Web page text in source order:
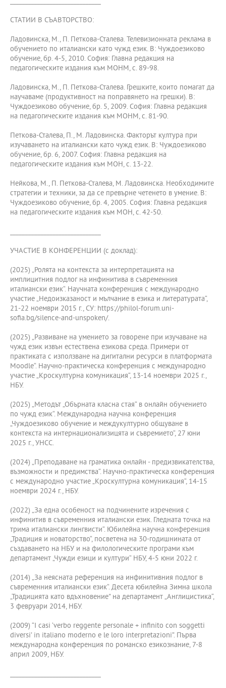
СТАТИИ В СЪАВТОРСТВО:
Ладовинска, М., П. Петкова-Сталева. Телевизионната реклама в
обучението по италиански като чужд език. В: Чуждоезиково
обучение, бр. 4-5, 2010. София: Главна редакция на
педагогическите издания към МОНМ, с. 89-98.
Ладовинска, М., П. Петкова-Сталева. Грешките, които помагат да
научаваме (продуктивност на поправянето на грешки). В:
Чуждоезиково обучение, бр. 5, 2009. София: Главна редакция
на педагогическите издания към МОНМ, с. 81-90.
Петкова-Сталева, П., М. Ладовинска. Факторът култура при
изучаването на италиански като чужд език. В: Чуждоезиково
обучение, бр. 6, 2007. София: Главна редакция на
педагогическите издания към МОН, с. 13-22.
Нейкова, М., П. Петкова-Сталева, М. Ладовинска. Необходимите
стратегии и техники, за да се превърне четенето в умение. В:
Чуждоезиково обучение, бр. 4, 2005. София: Главна редакция
на педагогическите издания към МОН, с. 42-50.
УЧАСТИЕ В КОНФЕРЕНЦИИ (с доклад):
(2025) „Ролята на контекста за интерпретацията на
имплицитния подлог на инфинитива в съвременния
италиански език“. Научната конференция с международно
участие „Недоизказаност и мълчание в езика и литературата“,
21-22 ноември 2015 г., СУ: https://philol-forum.uni-
sofia.bg/silence-and-unspoken/.
(2025) „Развиване на умението за говорене при изучаване на
чужд език извън естествена езикова среда. Примери от
практиката с използване на дигитални ресурси в платформата
Moodle“. Научно-практическа конференция с международно
участие „Кроскултурна комуникация“, 13-14 ноември 2025 г.,
НБУ.
(2025) „Методът „Обърната класна стая“ в онлайн обучението
по чужд език“. Международна научна конференция
„Чуждоезиково обучение и междукултурно общуване в
контекста на интернационализицята и съвремието“, 27 юни
2025 г., УНСС.
(2024) „Преподаване на граматика онлайн - предизвикателства,
възможности и предимства“. Научно-практическа конференция
с международно участие „Кроскултурна комуникация“, 14-15
ноември 2024 г., НБУ.
(2022) „За една особеност на подчинените изречения с
инфинитив в съвременния италиански език. Гледната точка на
трима италиански лингвисти“. Юбилейна научна конференция
„Традиция и новаторство“, посветена на 30-годишнината от
създаването на НБУ и на филологическите програми към
департамент „Чужди езици и култури“ НБУ, 4-5 юни 2022 г.
(2014) „За неясната референция на инфинитивния подлог в
съвременния италиански език“. Десета юбилейна Зимна школа
„Традицията като вдъхновение" на департамент „Англицистика“,
3 февруари 2014, НБУ.
(2009) “I casi ‘verbo reggente personale + infinito con soggetti
diversi’ in italiano moderno e le loro interpretazioni”. Първа
международна конференция по романско езикознание, 7-8
април 2009, НБУ.